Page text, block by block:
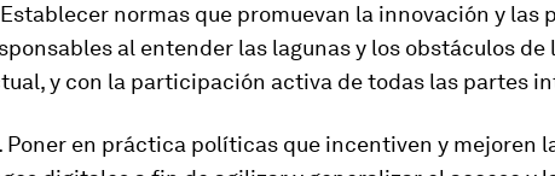
normas que promuevan la innovación y las
al entender las lagunas y los obstáculos de
y con la participación activa de todas las partes
Poner en práctica políticas que incentiven y mejoren